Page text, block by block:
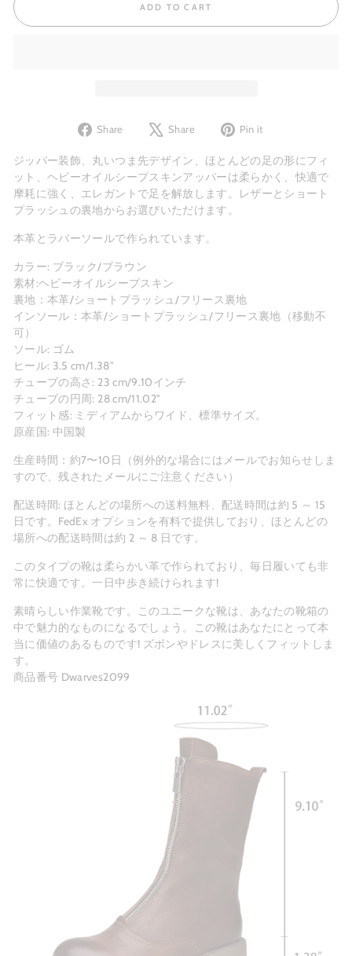
ADD TO CART
Share
Share
Facebook
Share
Tweet
X
Pin it
Pinterest
ジッパー装飾、 丸いつま先デザイン、ほとんどの足の形にフィ
ット、ヘビーオイルシープスキンアッパーは柔らかく、快適で
摩耗に強く、 エレガントで足を解放します。レザーとショート
プラッシュの裏地からお選びいただけます。
本革とラバーソールで作られています。
カラー: ブラック/ブラウン
素材:ヘビーオイルシープスキン
裏地：本革/ショートプラッシュ/フリース裏地
インソール：本革/ショートプラッシュ/フリース裏地 （移動不
可）
ソール: ゴム
ヒール: 3.5 cm/1.38"
チューブの高さ: 23 cm/9.10インチ
チューブの円周: 28 cm/11.02"
フィット感: ミディアムからワイド、標準サイズ。
原産国: 中国製
生産時間：約7〜10日（例外的な場合にはメールでお知らせしま
すので、残されたメールにご注意ください）
配送時間: ほとんどの場所への送料無料、配送時間は約 5 ～ 15
日です。FedEx オプションを有料で提供しており、ほとんどの
場所への配送時間は約 2 ～ 8 日です。
このタイプの靴は柔らかい革で作られており、毎日履いても非
常に快適です。一日中歩き続けられます!
素晴らしい作業靴です。このユニークな靴は、あなたの靴箱の
中で魅力的なものになるでしょう。この靴はあなたにとって本
当に価値のあるものです! ズボンやドレスに美しくフィットしま
す。
商品番号 Dwarves2099